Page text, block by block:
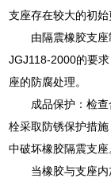
支座存在较大的初始
由隔震橡胶支
JGJ118-2000的要
座的防腐处理。
成品保护：检
栓采取防锈保护措
中破坏橡胶隔震支座
当橡胶与支座